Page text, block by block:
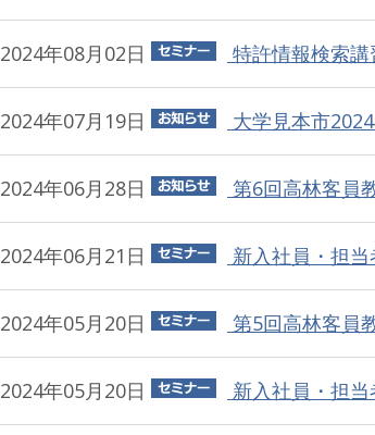
2024年08月02日 特許情報検索
2024年07月19日 大学見本市
2024年06月28日 第6回高林客員
2024年06月21日 新入社員・担
2024年05月20日 第5回高林客員
2024年05月20日 新入社員・担